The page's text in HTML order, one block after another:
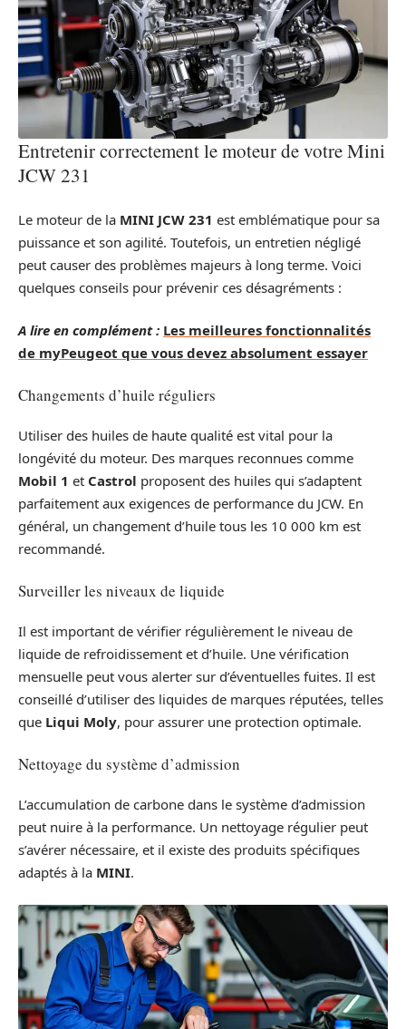
Entretenir correctement le moteur de votre Mini
JCW 231
Le moteur de la MINI JCW 231 est emblématique pour sa
puissance et son agilité. Toutefois, un entretien négligé
peut causer des problèmes majeurs à long terme. Voici
quelques conseils pour prévenir ces désagréments :
A lire en complément : Les meilleures fonctionnalités
de myPeugeot que vous devez absolument essayer
Changements d’huile réguliers
Utiliser des huiles de haute qualité est vital pour la
longévité du moteur. Des marques reconnues comme
Mobil 1 et Castrol proposent des huiles qui s’adaptent
parfaitement aux exigences de performance du JCW. En
général, un changement d’huile tous les 10 000 km est
recommandé.
Surveiller les niveaux de liquide
Il est important de vérifier régulièrement le niveau de
liquide de refroidissement et d’huile. Une vérification
mensuelle peut vous alerter sur d’éventuelles fuites. Il est
conseillé d’utiliser des liquides de marques réputées, telles
que Liqui Moly, pour assurer une protection optimale.
Nettoyage du système d’admission
L’accumulation de carbone dans le système d’admission
peut nuire à la performance. Un nettoyage régulier peut
s’avérer nécessaire, et il existe des produits spécifiques
adaptés à la MINI.